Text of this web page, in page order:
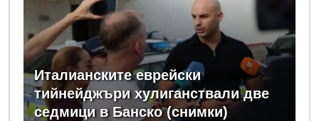
Италианските еврейски
тийнейджъри хулиганствали две
седмици в Банско (снимки)